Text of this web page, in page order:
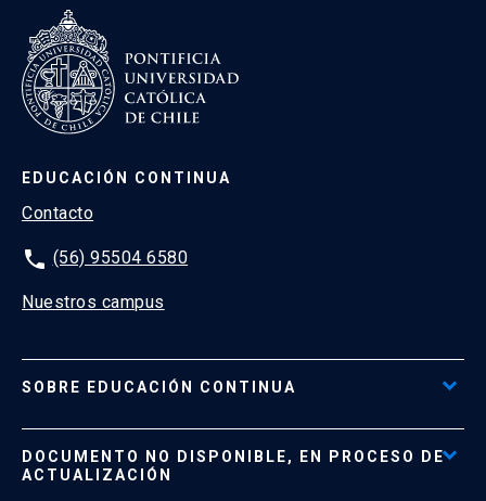
EDUCACIÓN CONTINUA
Contacto
phone (56) 95504 6580
Nuestros campus
SOBRE EDUCACIÓN CONTINUA
Formas de Pago
DOCUMENTO NO DISPONIBLE, EN PROCESO DE
ACTUALIZACIÓN